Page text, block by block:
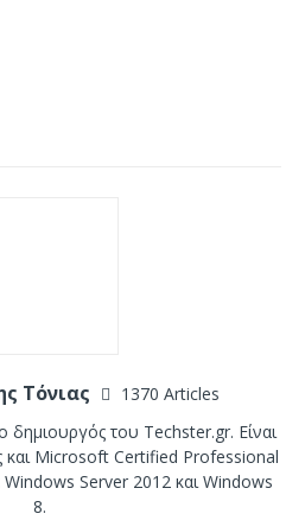
Τόνιας
1370 Articles
δημιουργός του Techster.gr. Είναι
και Microsoft Certified Professional
Windows Server 2012 και Windows
8.